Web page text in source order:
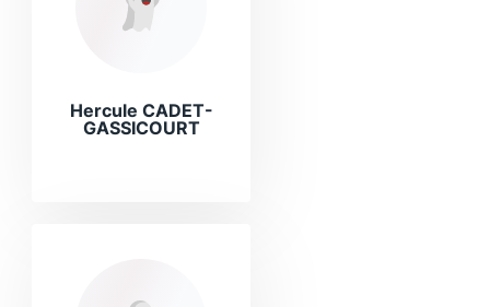
Hercule CADET-
GASSICOURT